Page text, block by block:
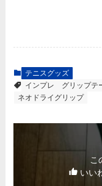
テニスグッズ
インプレ
グリップテ
ネオドライグリップ
こ
いい